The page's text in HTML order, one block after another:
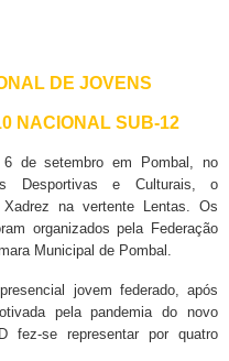
DE JOVENS
NACIONAL SUB-12
de setembro em Pombal, no
Desportivas e Culturais, o
na vertente Lentas. Os
organizados pela Federação
Municipal de Pombal.
jovem federado, após
pela pandemia do novo
fez-se representar por quatro